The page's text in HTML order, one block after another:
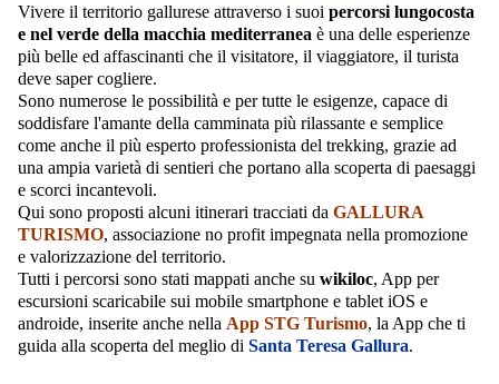
Vivere il territorio gallurese attraverso i suoi percorsi lungocosta
e nel verde della macchia mediterranea è una delle esperienze
più belle ed affascinanti che il visitatore, il viaggiatore, il turista
deve saper cogliere.
Sono numerose le possibilità e per tutte le esigenze, capace di
soddisfare l'amante della camminata più rilassante e semplice
come anche il più esperto professionista del trekking, grazie ad
una ampia varietà di sentieri che portano alla scoperta di paesaggi
e scorci incantevoli.
Qui sono proposti alcuni itinerari tracciati da GALLURA
TURISMO, associazione no profit impegnata nella promozione
e valorizzazione del territorio.
Tutti i percorsi sono stati mappati anche su wikiloc, App per
escursioni scaricabile sui mobile smartphone e tablet iOS e
androide, inserite anche nella App STG Turismo, la App che ti
guida alla scoperta del meglio di Santa Teresa Gallura.